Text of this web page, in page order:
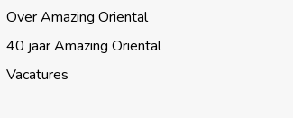
Over Amazing Oriental
40 jaar Amazing Oriental
Vacatures